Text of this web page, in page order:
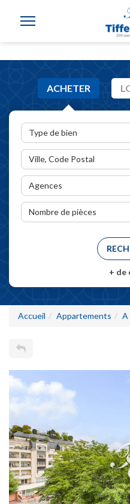
ACHETER
Type de bien
Ville, Code Postal
Agences
Nombre de pièces
+ de
Accueil Appartements A